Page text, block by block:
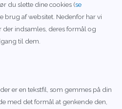
du slette dine cookies (se
brug af websitet. Nedenfor har vi
indsamles, deres formål og
til dem.
er en tekstfil, som gemmes på din
med det formål at genkende den,